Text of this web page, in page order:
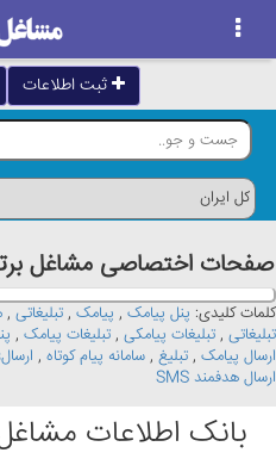
ثبت اطلاعات
صفحات اختصاصی مشاغل برتر
کلمات کلیدی: پنل پیامک , پیامک , تبلیغاتی ,
تبلیغاتی , تبلیغات پیامکی , تبلیغات پیامک ,
ارسال پیامک , تبلیغ , سامانه پیام کوتاه , ارسالsmsبه صورت تکی
ارسال هدفمند SMS
بانک اطلاعات مشاغل